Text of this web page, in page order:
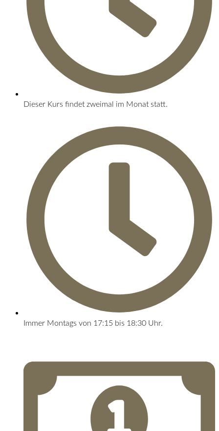
Dieser Kurs findet zweimal im Monat statt.
Immer Montags von 17:15 bis 18:30 Uhr.